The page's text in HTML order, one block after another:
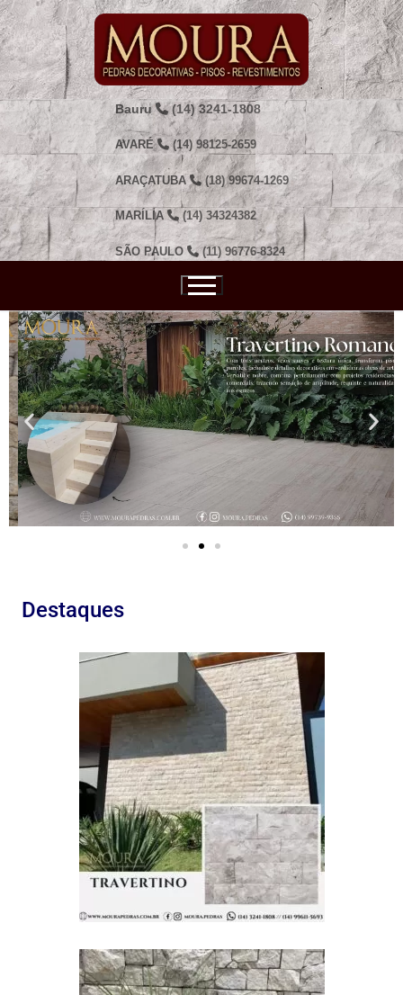
Bauru (14) 3241-1808
AVARÉ (14) 98125-2659
ARAÇATUBA (18) 99674-1269
MARÍLIA (14) 34324382
SÃO PAULO (11) 96776-8324
Destaques